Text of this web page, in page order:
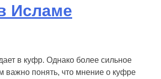
Исламе
в куфр. Однако более сильное
понять, что мнение о куфре